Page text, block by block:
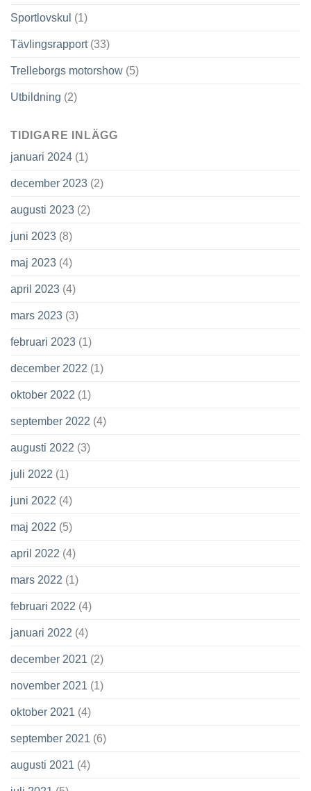
Sportlovskul (1)
Tävlingsrapport(33)
Trelleborgs motorshow (5)
Utbildning (2)
TIDIGARE INLÄGG
januari 2024 (1)
december 2023 (2)
augusti 2023 (2)
juni 2023 (8)
maj 2023 (4)
april 2023 (4)
mars 2023 (3)
februari 2023 (1)
december 2022 (1)
oktober 2022 (1)
september 2022 (4)
augusti 2022 (3)
juli 2022 (1)
juni 2022 (4)
maj 2022 (5)
april 2022 (4)
mars 2022 (1)
februari 2022 (4)
januari 2022 (4)
december 2021 (2)
november 2021 (1)
oktober 2021 (4)
september 2021 (6)
augusti 2021 (4)